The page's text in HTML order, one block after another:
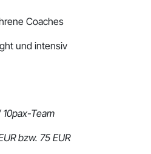
Coaches
und intensiv
10pax-Team
bzw. 75 EUR